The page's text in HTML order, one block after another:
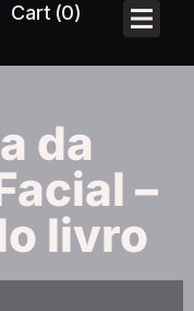
da
–
livro​